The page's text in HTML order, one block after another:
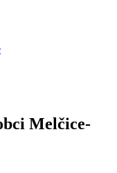
Melčice-